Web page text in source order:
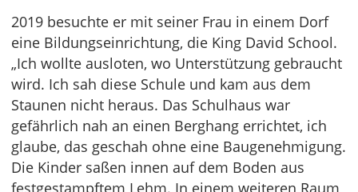
2019 besuchte er mit seiner Frau in einem Dorf
eine Bildungseinrichtung, die King David School.
„Ich wollte ausloten, wo Unterstützung gebraucht
wird. Ich sah diese Schule und kam aus dem
Staunen nicht heraus. Das Schulhaus war
gefährlich nah an einen Berghang errichtet, ich
glaube, das geschah ohne eine Baugenehmigung.
Die Kinder saßen innen auf dem Boden aus
festgestampftem Lehm. In einem weiteren Raum